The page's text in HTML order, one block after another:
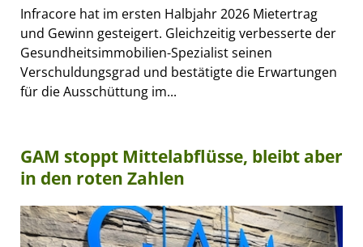
Infracore hat im ersten Halbjahr 2026 Mietertrag
und Gewinn gesteigert. Gleichzeitig verbesserte der
Gesundheitsimmobilien-Spezialist seinen
Verschuldungsgrad und bestätigte die Erwartungen
für die Ausschüttung im...
GAM stoppt Mittelabflüsse, bleibt aber
in den roten Zahlen